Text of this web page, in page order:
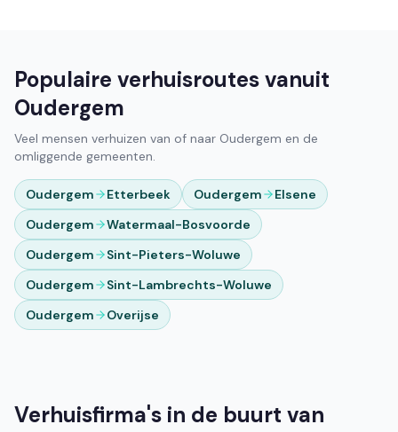
Populaire verhuisroutes vanuit
Oudergem
Veel mensen verhuizen van of naar Oudergem en de
omliggende gemeenten.
Oudergem Etterbeek Oudergem
Elsene
Oudergem
Watermaal-Bosvoorde
Oudergem
Sint-Pieters-Woluwe
Oudergem
Sint-Lambrechts-Woluwe
Oudergem
Overijse
Verhuisfirma's in de buurt van